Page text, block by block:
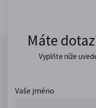
Máte
Vyplňte níže
Vaše jméno